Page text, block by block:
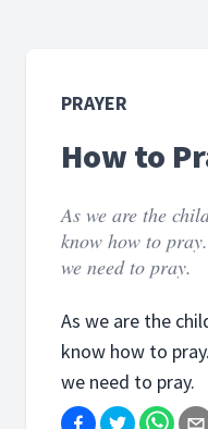
PRAYER
How to
As we are the
know how to
we need to pray.
As we are the
know how to
we need to pray.